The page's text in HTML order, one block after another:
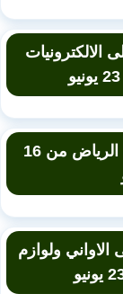
عروض المدينة هايبر ماركت الرياض من 16
ولوازم